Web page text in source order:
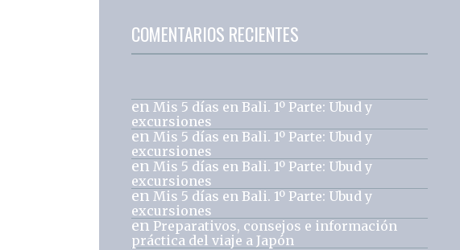
COMENTARIOS RECIENTES
en Mis 5 días en Bali. 1º Parte: Ubud y
excursiones
en Mis 5 días en Bali. 1º Parte: Ubud y
excursiones
en Mis 5 días en Bali. 1º Parte: Ubud y
excursiones
en Mis 5 días en Bali. 1º Parte: Ubud y
excursiones
en Preparativos, consejos e información
práctica del viaje a Japón